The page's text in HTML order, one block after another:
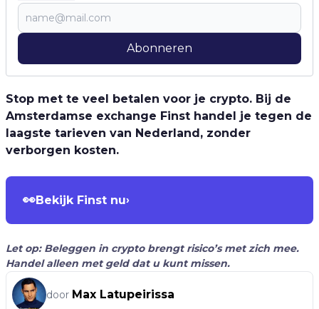
Abonneren
Stop met te veel betalen voor je crypto. Bij de
Amsterdamse exchange Finst handel je tegen de
laagste tarieven van Nederland, zonder
verborgen kosten.
👀Bekijk Finst nu›
Let op: Beleggen in crypto brengt risico’s met zich mee.
Handel alleen met geld dat u kunt missen.
door Max Latupeirissa